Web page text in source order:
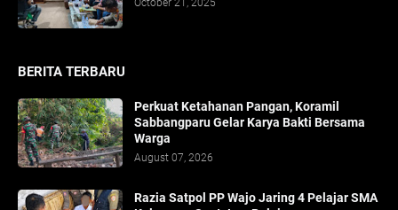
BERITA TERBARU
Perkuat Ketahanan Pangan, Koramil
Sabbangparu Gelar Karya Bakti Bersama
Warga
August 07, 2026
Razia Satpol PP Wajo Jaring 4 Pelajar SMA